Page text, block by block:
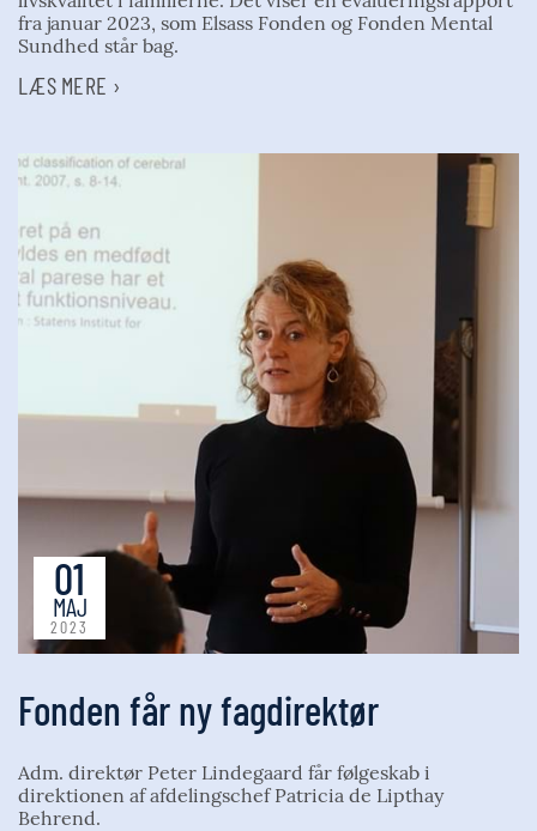
fra januar 2023, som Elsass Fonden og Fonden Mental
Sundhed står bag.
LÆS MERE ›
01
MAJ
2023
Fonden får ny fagdirektør
Adm. direktør Peter Lindegaard får følgeskab i
direktionen af afdelingschef Patricia de Lipthay
Behrend.